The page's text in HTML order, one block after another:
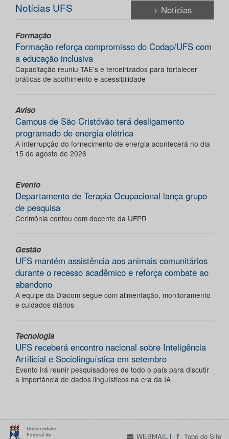
Notícias UFS + Notícias
Formação
Formação reforça compromisso do Codap/UFS com
a educação inclusiva
Capacitação reuniu TAE’s e terceirizados para fortalecer
práticas de acolhimento e acessibilidade
Aviso
Campus de São Cristóvão terá desligamento
programado de energia elétrica
A interrupção do fornecimento de energia acontecerá no dia
15 de agosto de 2026
Evento
Departamento de Terapia Ocupacional lança grupo
de pesquisa
Cerimônia contou com docente da UFPR
Gestão
UFS mantém assistência aos animais comunitários
durante o recesso acadêmico e reforça combate ao
abandono
A equipe da Diacom segue com alimentação, monitoramento
e cuidados diários
Tecnologia
UFS receberá encontro nacional sobre Inteligência
Artificial e Sociolinguística em setembro
Evento irá reunir pesquisadores de todo o país para discutir
a importância de dados linguísticos na era da IA
WEBMAIL | Topo do Site